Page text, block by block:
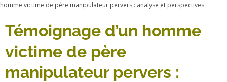
homme victime de père manipulateur pervers : analyse et perspectives
Témoignage d’un homme
victime de père
manipulateur pervers :